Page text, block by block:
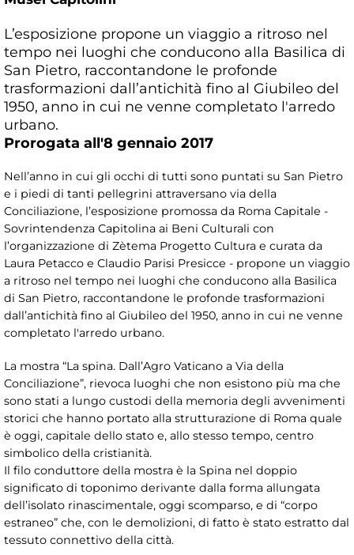
L’esposizione propone un viaggio a ritroso nel
tempo nei luoghi che conducono alla Basilica di
San Pietro, raccontandone le profonde
trasformazioni dall’antichità fino al Giubileo del
1950, anno in cui ne venne completato l'arredo
urbano.
Prorogata all'8 gennaio 2017
Nell’anno in cui gli occhi di tutti sono puntati su San Pietro
e i piedi di tanti pellegrini attraversano via della
Conciliazione, l’esposizione promossa da Roma Capitale -
Sovrintendenza Capitolina ai Beni Culturali con
l’organizzazione di Zètema Progetto Cultura e curata da
Laura Petacco e Claudio Parisi Presicce - propone un viaggio
a ritroso nel tempo nei luoghi che conducono alla Basilica
di San Pietro, raccontandone le profonde trasformazioni
dall’antichità fino al Giubileo del 1950, anno in cui ne venne
completato l'arredo urbano.
La mostra “La spina. Dall’Agro Vaticano a Via della
Conciliazione”, rievoca luoghi che non esistono più ma che
sono stati a lungo custodi della memoria degli avvenimenti
storici che hanno portato alla strutturazione di Roma quale
è oggi, capitale dello stato e, allo stesso tempo, centro
simbolico della cristianità.
Il filo conduttore della mostra è la Spina nel doppio
significato di toponimo derivante dalla forma allungata
dell’isolato rinascimentale, oggi scomparso, e di “corpo
estraneo” che, con le demolizioni, di fatto è stato estratto dal
tessuto connettivo della città.